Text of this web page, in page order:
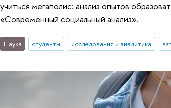
учиться мегаполис: анализ опытов
«Современный социальный анализ».
Наука студенты исследования и аналитика